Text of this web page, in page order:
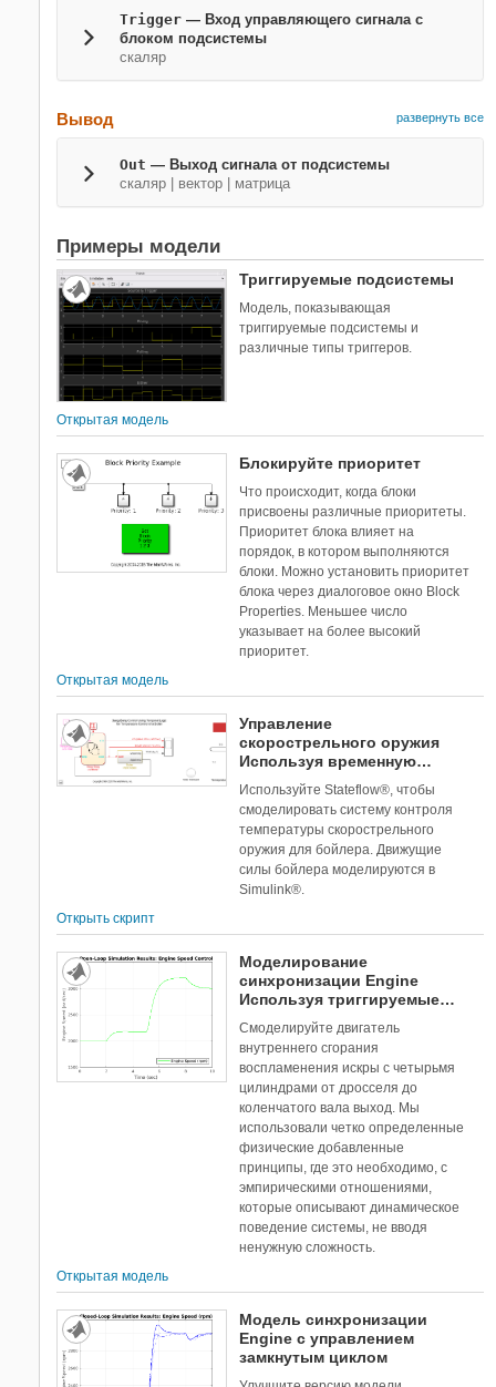
Trigger — Вход управляющего сигнала с
блоком подсистемы
скаляр
Вывод развернуть все
Out — Выход сигнала от подсистемы
скаляр | вектор | матрица
Примеры модели
Триггируемые подсистемы
Модель, показывающая
триггируемые подсистемы и
различные типы триггеров.
Открытая модель
Блокируйте приоритет
Что происходит, когда блоки
присвоены различные приоритеты.
Приоритет блока влияет на
порядок, в котором выполняются
блоки. Можно установить приоритет
блока через диалоговое окно Block
Properties. Меньшее число
указывает на более высокий
приоритет.
Открытая модель
Управление
скорострельного оружия
Используя временную
Используйте Stateflow®, чтобы
смоделировать систему контроля
температуры скорострельного
оружия для бойлера. Движущие
силы бойлера моделируются в
Simulink®.
Открыть скрипт
Моделирование
синхронизации Engine
Используя триггируемые
подсистемы
Смоделируйте двигатель
внутреннего сгорания
воспламенения искры с четырьмя
цилиндрами от дросселя до
коленчатого вала выход. Мы
использовали четко определенные
физические добавленные
принципы, где это необходимо, с
эмпирическими отношениями,
которые описывают динамическое
поведение системы, не вводя
ненужную сложность.
Открытая модель
Модель синхронизации
Engine с управлением
замкнутым циклом